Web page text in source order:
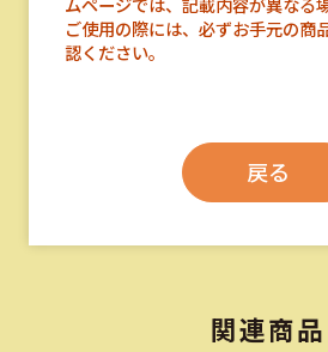
ご使用の際には、必ずお手元の商
認ください。
戻る
関連商品